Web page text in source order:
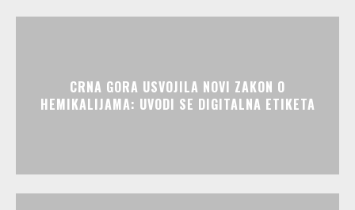
CRNA GORA USVOJILA NOVI ZAKON O
HEMIKALIJAMA: UVODI SE DIGITALNA ETIKETA